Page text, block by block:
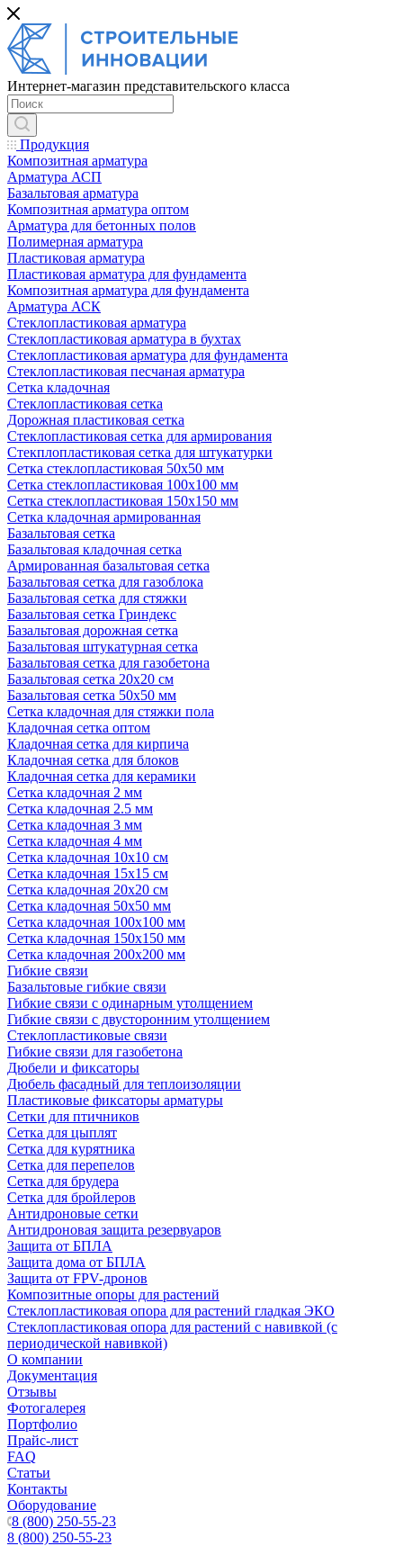
Интернет-магазин представительского класса
Продукция
Композитная арматура
Арматура АСП
Базальтовая арматура
Композитная арматура оптом
Арматура для бетонных полов
Полимерная арматура
Пластиковая арматура
Пластиковая арматура для фундамента
Композитная арматура для фундамента
Арматура АСК
Cтеклопластиковая арматура
Стеклопластиковая арматура в бухтах
Стеклопластиковая арматура для фундамента
Стеклопластиковая песчаная арматура
Сетка кладочная
Стеклопластиковая сетка
Дорожная пластиковая сетка
Стеклопластиковая сетка для армирования
Стекплопластиковая сетка для штукатурки
Сетка стеклопластиковая 50x50 мм
Сетка стеклопластиковая 100x100 мм
Сетка стеклопластиковая 150x150 мм
Сетка кладочная армированная
Базальтовая сетка
Базальтовая кладочная сетка
Армированная базальтовая сетка
Базальтовая сетка для газоблока
Базальтовая сетка для стяжки
Базальтовая сетка Гриндекс
Базальтовая дорожная сетка
Базальтовая штукатурная сетка
Базальтовая сетка для газобетона
Базальтовая сетка 20x20 см
Базальтовая сетка 50x50 мм
Сетка кладочная для стяжки пола
Кладочная сетка оптом
Кладочная сетка для кирпича
Кладочная сетка для блоков
Кладочная сетка для керамики
Сетка кладочная 2 мм
Сетка кладочная 2.5 мм
Сетка кладочная 3 мм
Сетка кладочная 4 мм
Сетка кладочная 10x10 см
Сетка кладочная 15x15 см
Сетка кладочная 20x20 см
Сетка кладочная 50x50 мм
Сетка кладочная 100x100 мм
Сетка кладочная 150x150 мм
Сетка кладочная 200x200 мм
Гибкие связи
Базальтовые гибкие связи
Гибкие связи с одинарным утолщением
Гибкие связи с двусторонним утолщением
Стеклопластиковые связи
Гибкие связи для газобетона
Дюбели и фиксаторы
Дюбель фасадный для теплоизоляции
Пластиковые фиксаторы арматуры
Сетки для птичников
Сетка для цыплят
Сетка для курятника
Сетка для перепелов
Сетка для брудера
Сетка для бройлеров
Антидроновые сетки
Антидроновая защита резервуаров
Защита от БПЛА
Защита дома от БПЛА
Защита от FPV-дронов
Композитные опоры для растений
Стеклопластиковая опора для растений гладкая ЭКО
Стеклопластиковая опора для растений с навивкой (с
периодической навивкой)
О компании
Документация
Отзывы
Фотогалерея
Портфолио
Прайс-лист
FAQ
Статьи
Контакты
Оборудование
8 (800) 250-55-23
8 (800) 250-55-23